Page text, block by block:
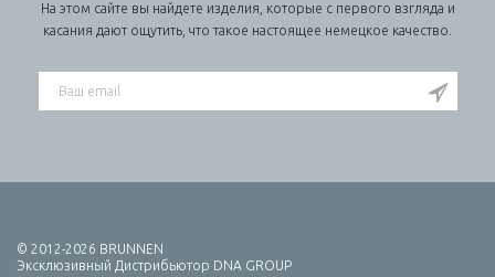
На этом сайте вы найдете изделия, которые с первого взгляда и
касания дают ощутить, что такое настоящее немецкое качество.
© 2012-2026 BRUNNEN
Эксклюзивный Дистрибьютор DNA GROUP